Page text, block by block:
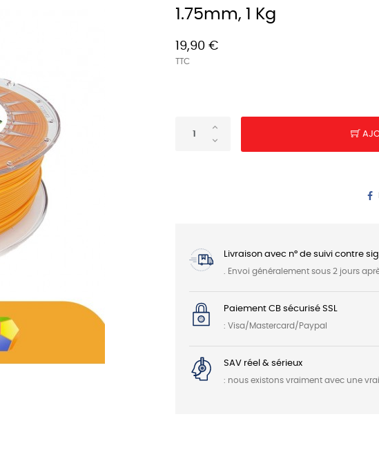
1.75mm, 1 Kg
19,90 €
TTC
Livraison avec n° de suivi contre
. Envoi généralement sous 2 jours
Paiement CB sécurisé SSL
: Visa/Mastercard/Paypal
SAV réel & sérieux
: nous existons vraiment avec une